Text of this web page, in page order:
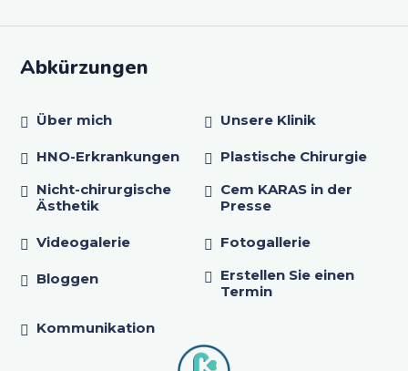
Abkürzungen
Über mich Unsere Klinik
HNO-Erkrankungen
Plastische Chirurgie
Nicht-chirurgische
Ästhetik
Cem KARAS in der
Presse
Videogalerie Fotogallerie
Bloggen
Erstellen Sie einen
Termin
Kommunikation